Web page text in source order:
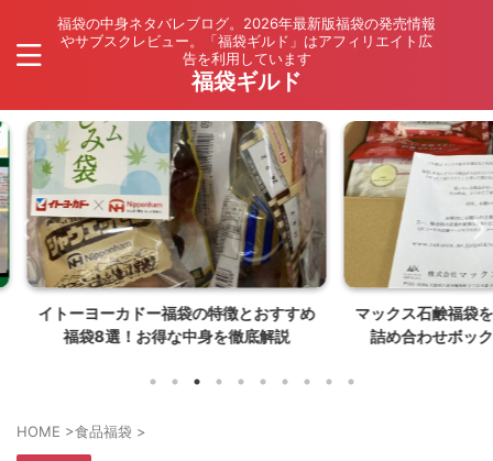
福袋の中身ネタバレブログ。2026年最新版福袋の発売情報
やサブスクレビュー。「福袋ギルド」はアフィリエイト広
告を利用しています
福袋ギルド
おすすめ
マックス石鹸福袋を楽天で購入！訳あり
詰め合わせボックスの中身ネタバレ
マクド
価・最
HOME >食品福袋 >